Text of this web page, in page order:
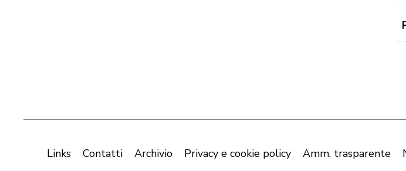
Links Contatti Archivio Privacy e cookie policy Amm. trasparente